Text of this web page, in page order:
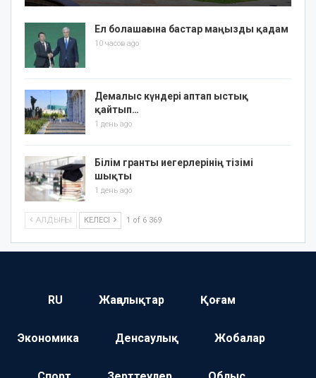
Ел болашағына бастар маңызды қадам
10 часов ago
Демалыс күндері аптап ыстық
қайтып…
1 день ago
Білім гранты иегерлерінің тізімі
шықты
1 день ago
АЛДЫҢҒЫ КЕЛЕСІ 1 of 6 369
RU Жаңалықтар Қоғам
Экономика Денсаулық Жобалар